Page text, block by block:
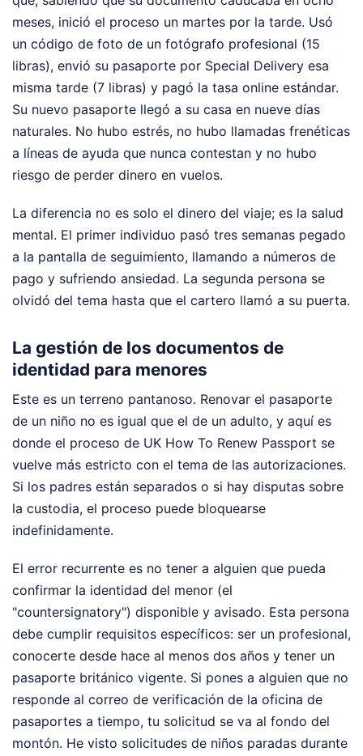
meses, inició el proceso un martes por la tarde. Usó
un código de foto de un fotógrafo profesional (15
libras), envió su pasaporte por Special Delivery esa
misma tarde (7 libras) y pagó la tasa online estándar.
Su nuevo pasaporte llegó a su casa en nueve días
naturales. No hubo estrés, no hubo llamadas frenéticas
a líneas de ayuda que nunca contestan y no hubo
riesgo de perder dinero en vuelos.
La diferencia no es solo el dinero del viaje; es la salud
mental. El primer individuo pasó tres semanas pegado
a la pantalla de seguimiento, llamando a números de
pago y sufriendo ansiedad. La segunda persona se
olvidó del tema hasta que el cartero llamó a su puerta.
La gestión de los documentos de
identidad para menores
Este es un terreno pantanoso. Renovar el pasaporte
de un niño no es igual que el de un adulto, y aquí es
donde el proceso de UK How To Renew Passport se
vuelve más estricto con el tema de las autorizaciones.
Si los padres están separados o si hay disputas sobre
la custodia, el proceso puede bloquearse
indefinidamente.
El error recurrente es no tener a alguien que pueda
confirmar la identidad del menor (el
"countersignatory") disponible y avisado. Esta persona
debe cumplir requisitos específicos: ser un profesional,
conocerte desde hace al menos dos años y tener un
pasaporte británico vigente. Si pones a alguien que no
responde al correo de verificación de la oficina de
pasaportes a tiempo, tu solicitud se va al fondo del
montón. He visto solicitudes de niños paradas durante